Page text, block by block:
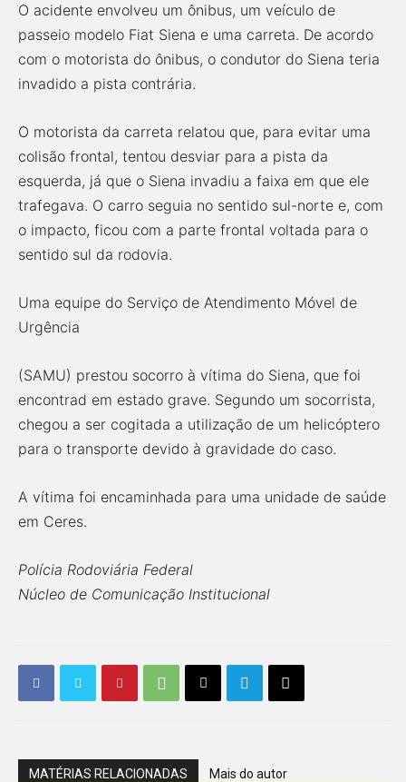
O acidente envolveu um ônibus, um veículo de
passeio modelo Fiat Siena e uma carreta. De acordo
com o motorista do ônibus, o condutor do Siena teria
invadido a pista contrária.
O motorista da carreta relatou que, para evitar uma
colisão frontal, tentou desviar para a pista da
esquerda, já que o Siena invadiu a faixa em que ele
trafegava. O carro seguia no sentido sul-norte e, com
o impacto, ficou com a parte frontal voltada para o
sentido sul da rodovia.
Uma equipe do Serviço de Atendimento Móvel de
Urgência
(SAMU) prestou socorro à vítima do Siena, que foi
encontrad em estado grave. Segundo um socorrista,
chegou a ser cogitada a utilização de um helicóptero
para o transporte devido à gravidade do caso.
A vítima foi encaminhada para uma unidade de saúde
em Ceres.
Polícia Rodoviária Federal
Núcleo de Comunicação Institucional
MATÉRIAS RELACIONADAS Mais do autor